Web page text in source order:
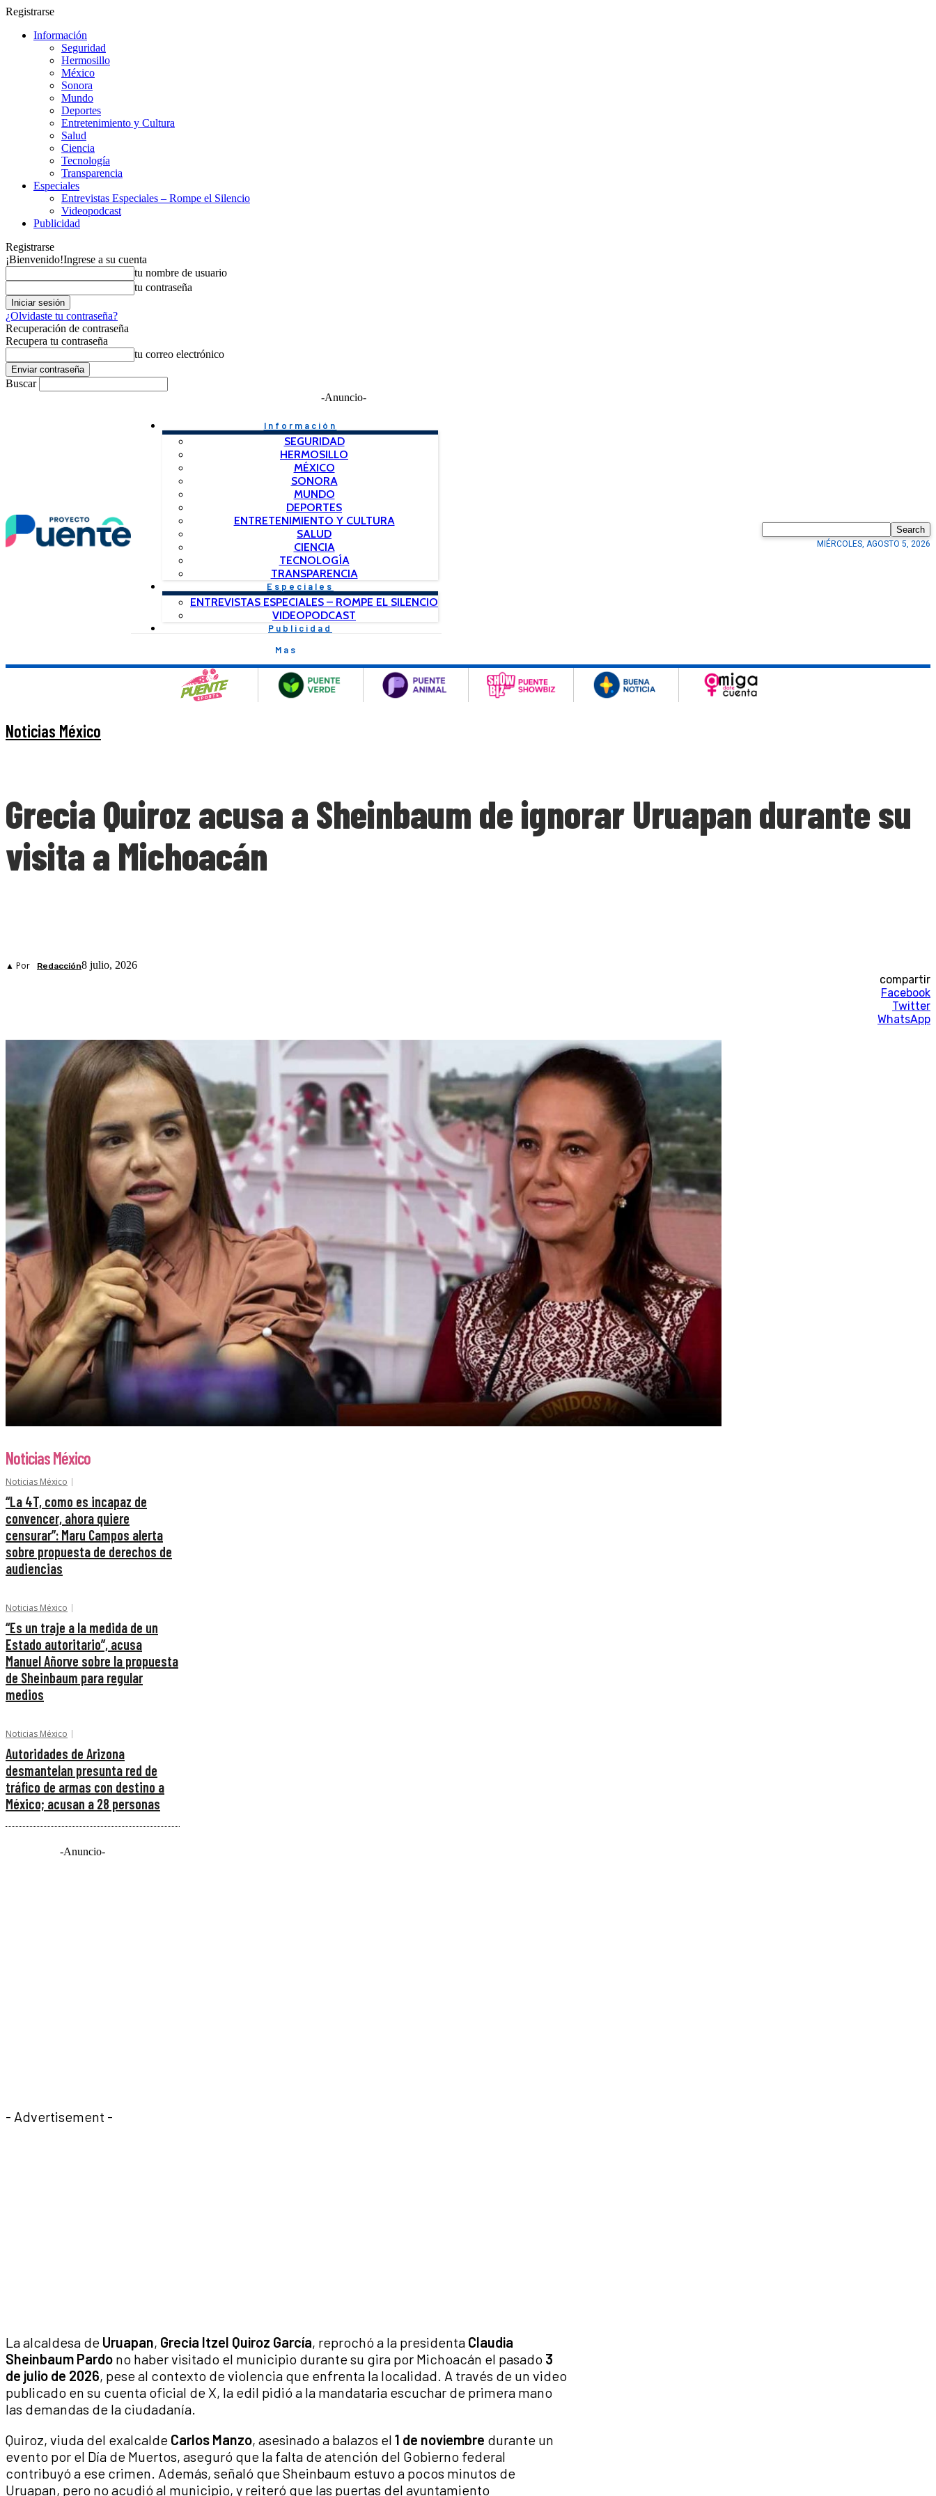
Registrarse
Información
Seguridad
Hermosillo
México
Sonora
Mundo
Deportes
Entretenimiento y Cultura
Salud
Ciencia
Tecnología
Transparencia
Especiales
Entrevistas Especiales – Rompe el Silencio
Videopodcast
Publicidad
Registrarse
¡Bienvenido!Ingrese a su cuenta
tu nombre de usuario
tu contraseña
¿Olvidaste tu contraseña?
Recuperación de contraseña
Recupera tu contraseña
tu correo electrónico
Buscar
-Anuncio-
Información
SEGURIDAD
HERMOSILLO
MÉXICO
SONORA
MUNDO
DEPORTES
ENTRETENIMIENTO Y CULTURA
SALUD
CIENCIA
TECNOLOGÍA
TRANSPARENCIA
Especiales
ENTREVISTAS ESPECIALES – ROMPE EL SILENCIO
VIDEOPODCAST
Publicidad
Mas
Search
MIÉRCOLES, AGOSTO 5, 2026
Noticias México
Grecia Quiroz acusa a Sheinbaum de ignorar Uruapan durante su
visita a Michoacán
▲ Por Redacción8 julio, 2026
compartir
Facebook
Twitter
WhatsApp
Noticias México
Noticias México
“La 4T, como es incapaz de
convencer, ahora quiere
censurar”: Maru Campos alerta
sobre propuesta de derechos de
audiencias
Noticias México
“Es un traje a la medida de un
Estado autoritario”, acusa
Manuel Añorve sobre la propuesta
de Sheinbaum para regular
medios
Noticias México
Autoridades de Arizona
desmantelan presunta red de
tráfico de armas con destino a
México; acusan a 28 personas
-Anuncio-
- Advertisement -
La alcaldesa de Uruapan, Grecia Itzel Quiroz García, reprochó a la presidenta Claudia
Sheinbaum Pardo no haber visitado el municipio durante su gira por Michoacán el pasado 3
de julio de 2026, pese al contexto de violencia que enfrenta la localidad. A través de un video
publicado en su cuenta oficial de X, la edil pidió a la mandataria escuchar de primera mano
las demandas de la ciudadanía.
Quiroz, viuda del exalcalde Carlos Manzo, asesinado a balazos el 1 de noviembre durante un
evento por el Día de Muertos, aseguró que la falta de atención del Gobierno federal
contribuyó a ese crimen. Además, señaló que Sheinbaum estuvo a pocos minutos de
Uruapan, pero no acudió al municipio, y reiteró que las puertas del ayuntamiento